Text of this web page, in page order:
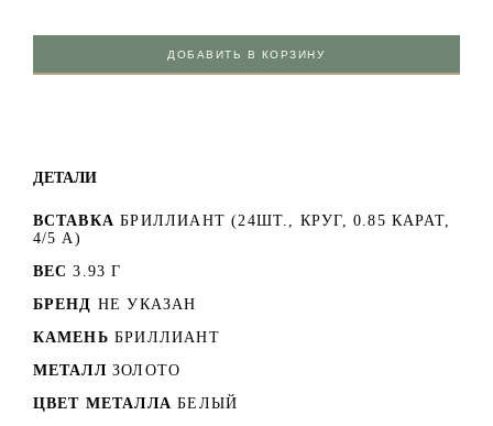
ДОБАВИТЬ В КОРЗИНУ
ДЕТАЛИ
ВСТАВКА БРИЛЛИАНТ (24ШТ., КРУГ, 0.85 КАРАТ,
4/5 А)
ВЕС 3.93 Г
БРЕНД НЕ УКАЗАН
КАМЕНЬ БРИЛЛИАНТ
МЕТАЛЛ ЗОЛОТО
ЦВЕТ МЕТАЛЛА БЕЛЫЙ